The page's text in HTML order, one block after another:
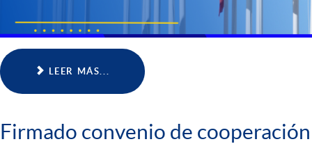
LEER MÁS...
Firmado convenio de cooperación